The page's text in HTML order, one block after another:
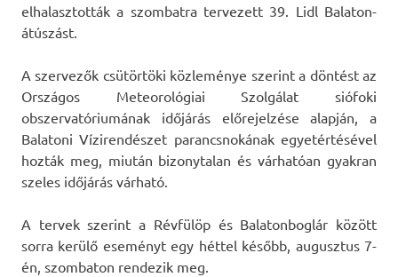
elhalasztották a szombatra tervezett 39. Lidl Balaton-
átúszást.
A szervezők csütörtöki közleménye szerint a döntést az
Országos Meteorológiai Szolgálat siófoki
obszervatóriumának időjárás előrejelzése alapján, a
Balatoni Vízirendészet parancsnokának egyetértésével
hozták meg, miután bizonytalan és várhatóan gyakran
szeles időjárás várható.
A tervek szerint a Révfülöp és Balatonboglár között
sorra kerülő eseményt egy héttel később, augusztus 7-
én, szombaton rendezik meg.